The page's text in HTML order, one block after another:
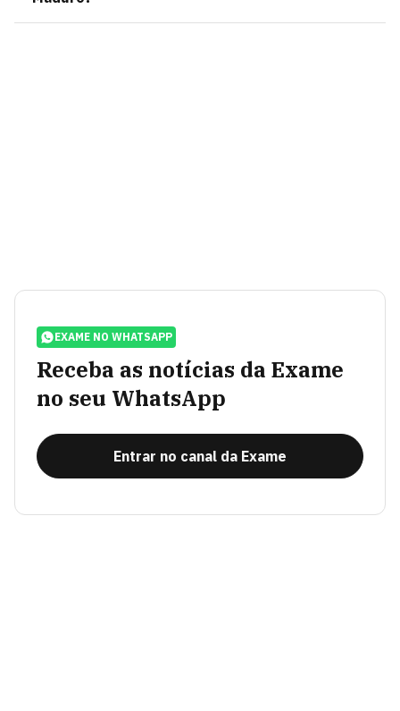
EXAME NO WHATSAPP
Receba as notícias da Exame
no seu WhatsApp
Entrar no canal da Exame